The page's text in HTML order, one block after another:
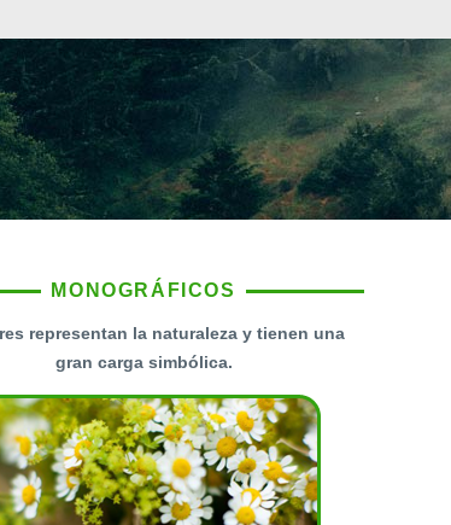
MONOGRÁFICOS
representan la naturaleza y tienen una
gran carga simbólica.